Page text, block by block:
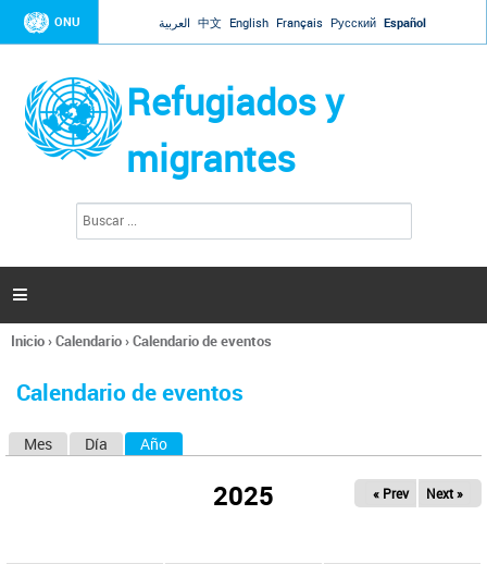
Jump to navigation
ONU العربية 中文 English Français Русский Español
Refugiados y
migrantes
l
s

Se
usted
Inicio›Calendario›Calendario de eventos
Calendario de eventos
Mes Día Año
2025 « Prev Next »